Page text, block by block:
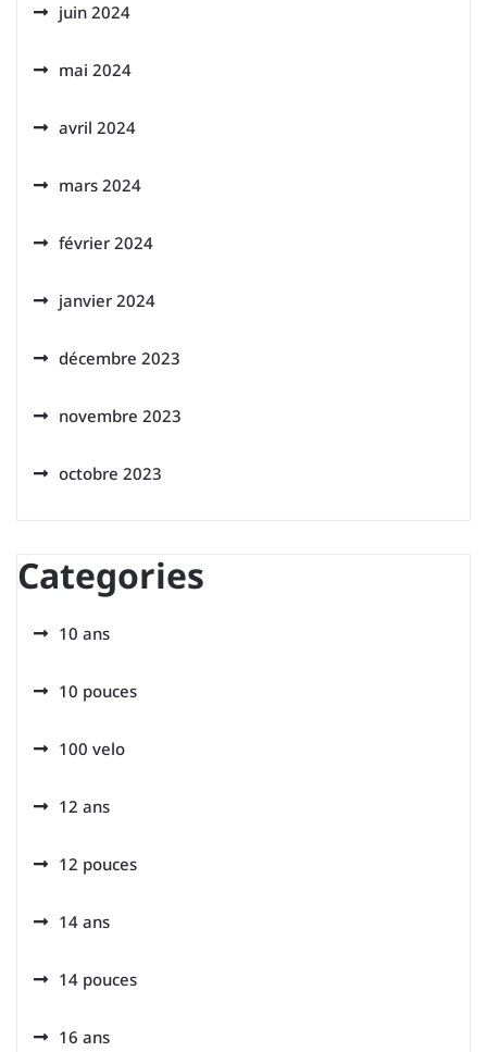
juin 2024
mai 2024
avril 2024
mars 2024
février 2024
janvier 2024
décembre 2023
novembre 2023
octobre 2023
Categories
10 ans
10 pouces
100 velo
12 ans
12 pouces
14 ans
14 pouces
16 ans